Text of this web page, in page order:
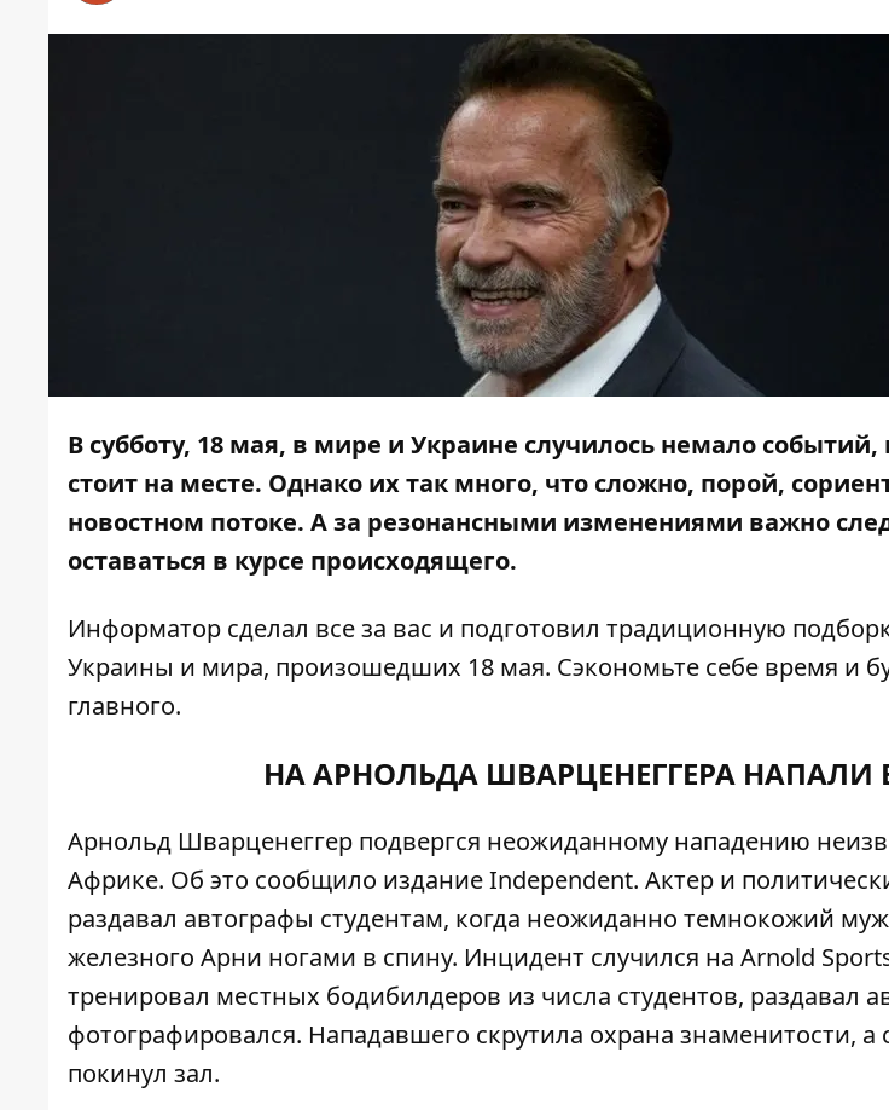
В субботу, 18 мая, в мире и Украине случилось немало
стоит на месте. Однако их так много, что сложно, порой,
новостном потоке. А за резонансными изменениями важно
оставаться в курсе происходящего.
Информатор сделал все за вас и подготовил традиционную
Украины и мира, произошедших 18 мая. Сэкономьте себе время и
главного.
НА АРНОЛЬДА ШВАРЦЕНЕГГЕРА НАПАЛИ
Арнольд Шварценеггер подвергся неожиданному нападению
Африке. Об это сообщило изданиеIndependent. Актер и
раздавал автографы студентам, когда неожиданно темнокожий
железного Арни ногами в спину. Инцидент случился на Arnold
тренировал местных бодибилдеров из числа студентов, раздавал
фотографировался. Нападавшего скрутила охрана знаменитости, а
покинул зал.